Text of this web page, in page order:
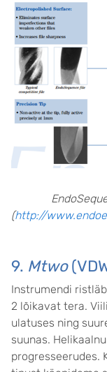
(http://
9. Mtwo
Instrumendi
2 lõikavat tera.
ulatuses ning
suunas.
progresseerudes.